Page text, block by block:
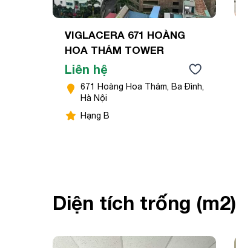
VIGLACERA 671 HOÀNG
HOA THÁM TOWER
Liên hệ
671 Hoàng Hoa Thám, Ba Đình,
Hà Nội
Hạng B
Diện tích trống